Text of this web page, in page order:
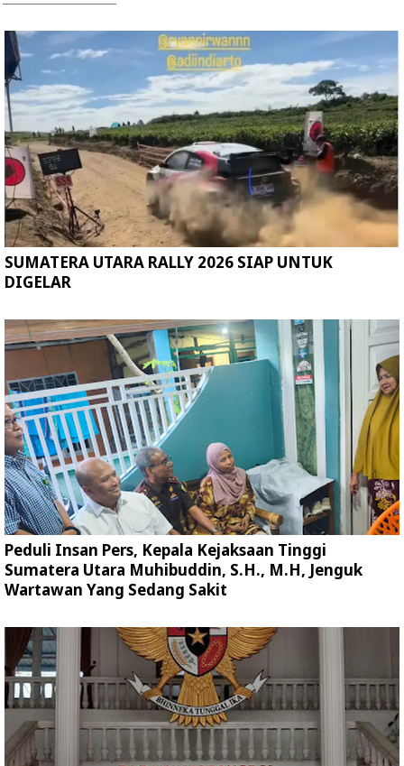
SUMATERA UTARA RALLY 2026 SIAP UNTUK
DIGELAR
Peduli Insan Pers, Kepala Kejaksaan Tinggi
Sumatera Utara Muhibuddin, S.H., M.H, Jenguk
Wartawan Yang Sedang Sakit